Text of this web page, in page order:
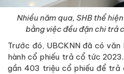
Nhiều năm qua, SHB thể
bằng việc đều đặn chi trả
Trước đó, UBCKNN đã có
hành cổ phiếu trả cổ tức
gần 403 triệu cổ phiếu để